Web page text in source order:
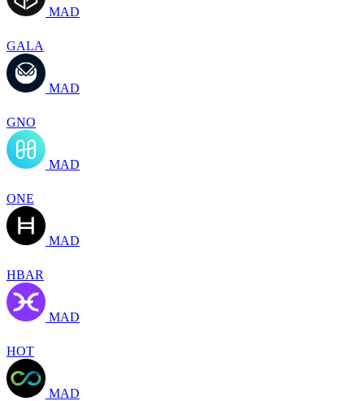
MAD
GALA
MAD
GNO
MAD
ONE
MAD
HBAR
MAD
HOT
MAD